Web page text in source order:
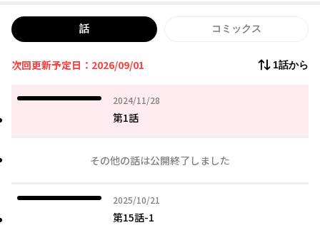
話 コミックス
次回更新予定日：2026/09/01 1話から
2024/11/28
2024年11月28日
第1話
その他の話は公開終了しました
2025/10/21
2025年10月21日
第15話-1